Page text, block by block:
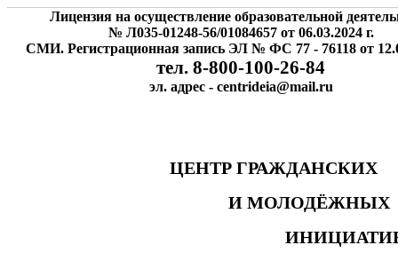
Лицензия на осуществление образовательной
№ Л035-01248-56/01084657 от 06.03.2024 г.
СМИ. Регистрационная запись ЭЛ № ФС 77 - 76118 от
тел. 8-800-100-26-84
эл. адрес - centrideia@mail.ru
ЦЕНТР
И